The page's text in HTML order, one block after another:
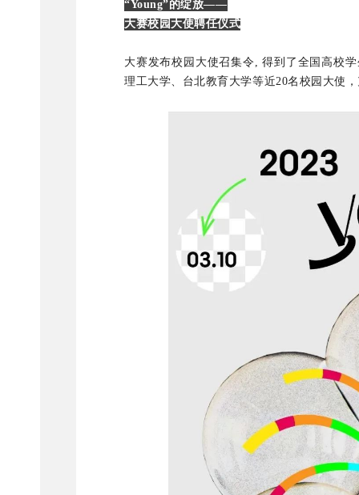
“Young”的绽放——
大赛校园大使聘任仪式
大赛发布校园大使召集令, 得到了全国高校
理工大学、台北教育大学等近20名校园大使